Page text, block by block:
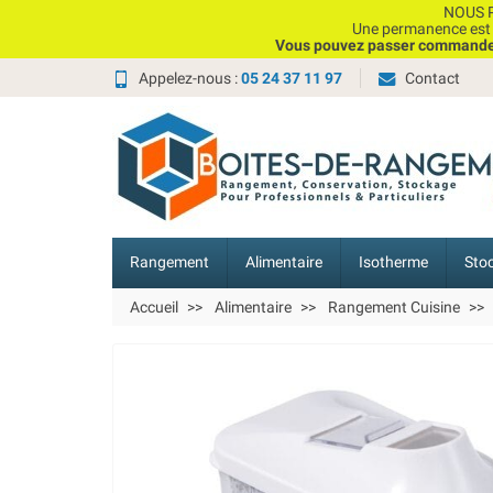
NOUS
Une permanence
Vous pouvez passer
Appelez-nous :05 24 37 11 97 Contact
Rangement Alimentaire Isotherme
Accueil Alimentaire Rangement Cuisine